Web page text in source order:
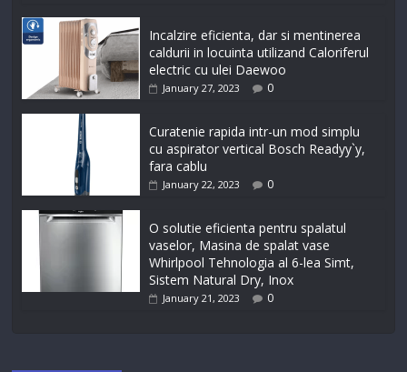
Incalzire eficienta, dar si mentinerea
caldurii in locuinta utilizand Caloriferul
electric cu ulei Daewoo
January 27, 2023 0
Curatenie rapida intr-un mod simplu
cu aspirator vertical Bosch Readyy`y,
fara cablu
January 22, 2023 0
O solutie eficienta pentru spalatul
vaselor, Masina de spalat vase
Whirlpool Tehnologia al 6-lea Simt,
Sistem Natural Dry, Inox
January 21, 2023 0